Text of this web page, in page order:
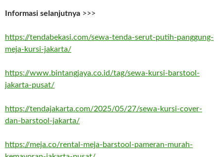
Informasi selanjutnya >>>
https://tendabekasi.com/sewa-tenda-serut-putih-panggung-
meja-kursi-jakarta/
https://www.bintangjaya.co.id/tag/sewa-kursi-barstool-
jakarta-pusat/
https://tendajakarta.com/2025/05/27/sewa-kursi-cover-
dan-barstool-jakarta/
https://meja.co/rental-meja-barstool-pameran-murah-